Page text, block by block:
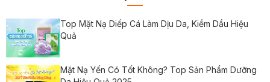
Top Mặt Nạ Diếp Cá Làm Dịu Da, Kiềm Dầu Hiệu
Quả
Mặt Nạ Yến Có Tốt Không? Top Sản Phẩm Dưỡng